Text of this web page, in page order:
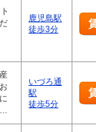
鹿児島駅
徒歩3分
…
いづろ通
駅
徒歩5分